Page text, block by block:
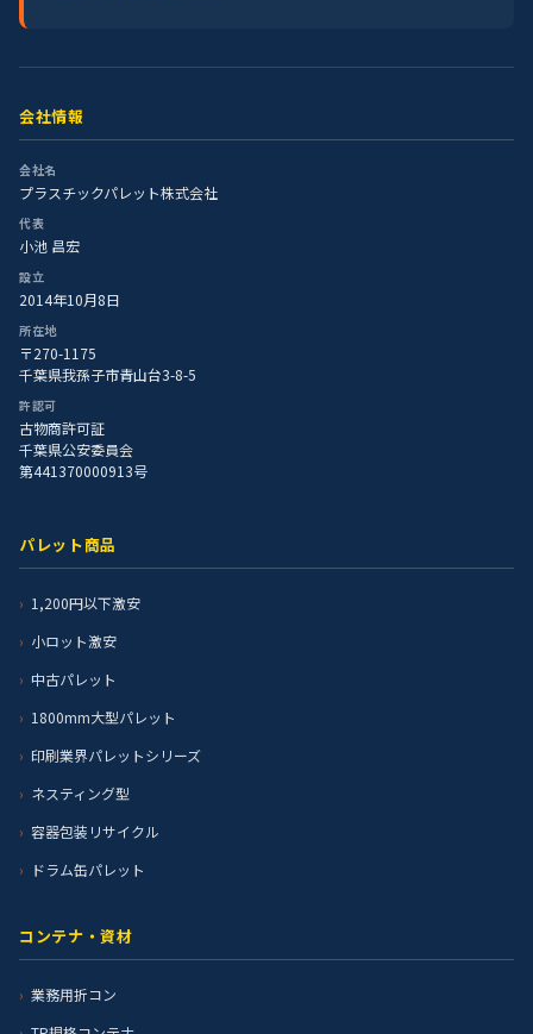
会社情報
会社名
プラスチックパレット株式会社
代表
小池 昌宏
設立
2014年10月8日
所在地
〒270-1175
千葉県我孫子市青山台3-8-5
許認可
古物商許可証
千葉県公安委員会
第441370000913号
パレット商品
1,200円以下激安
小ロット激安
中古パレット
1800mm大型パレット
印刷業界パレットシリーズ
ネスティング型
容器包装リサイクル
ドラム缶パレット
コンテナ・資材
業務用折コン